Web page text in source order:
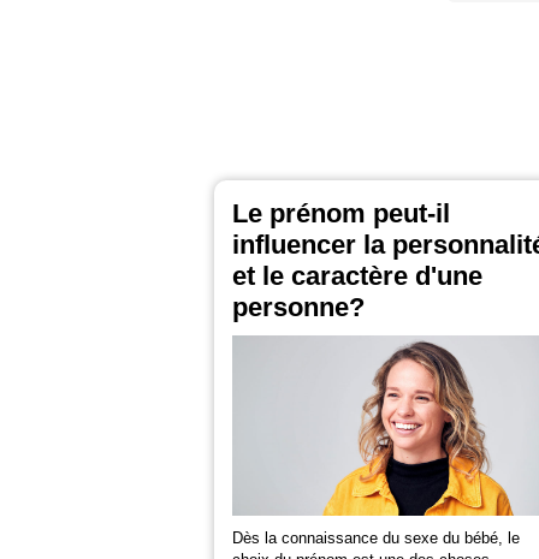
Le prénom peut-il
influencer la
et le caractère d'une
personne?
Dès la connaissance du sexe du bébé, le